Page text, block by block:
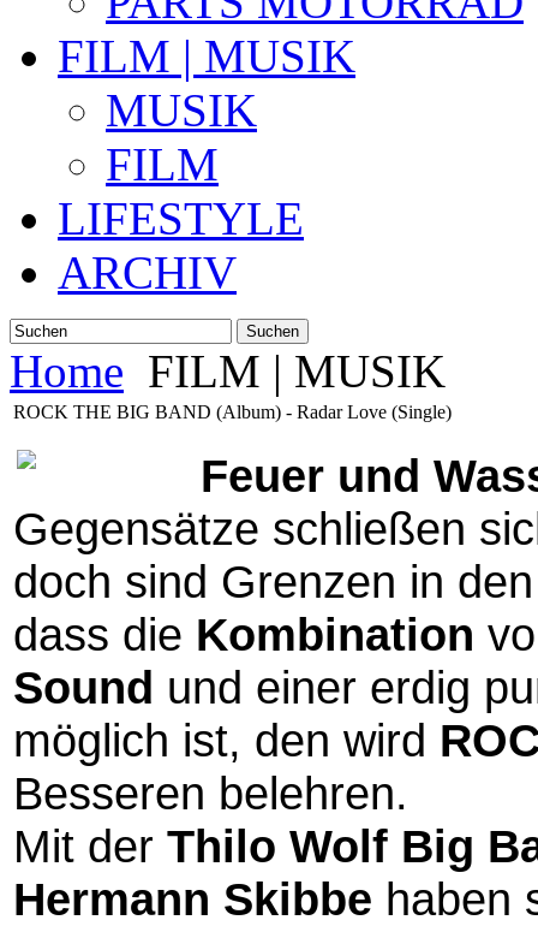
FILM | MUSIK
MUSIK
FILM
LIFESTYLE
ARCHIV
Suchen
Home FILM | MUSIK
ROCK THE BIG BAND (Album) - Radar Love (Single)
Feuer und
Gegensätze schließen
doch sind Grenzen in
dass die Kombination
Sound und einer erdig
möglich ist, den wird
Besseren belehren.
Mit der Thilo Wolf Big
Hermann Skibbe haben